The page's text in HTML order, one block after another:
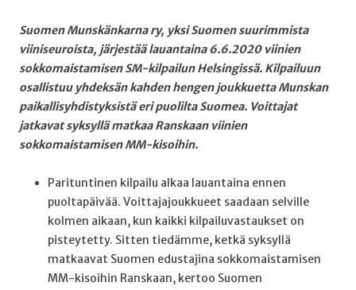
Suomen Munskänkarna ry, yksi Suomen suurimmista
viiniseuroista, järjestää lauantaina 6.6.2020 viinien
sokkomaistamisen SM-kilpailun Helsingissä. Kilpailuun
osallistuu yhdeksän kahden hengen joukkuetta Munskan
paikallisyhdistyksistä eri puolilta Suomea. Voittajat
jatkavat syksyllä matkaa Ranskaan viinien
sokkomaistamisen MM-kisoihin.
Parituntinen kilpailu alkaa lauantaina ennen
puoltapäivää. Voittajajoukkueet saadaan selville
kolmen aikaan, kun kaikki kilpailuvastaukset on
pisteytetty. Sitten tiedämme, ketkä syksyllä
matkaavat Suomen edustajina sokkomaistamisen
MM-kisoihin Ranskaan, kertoo Suomen